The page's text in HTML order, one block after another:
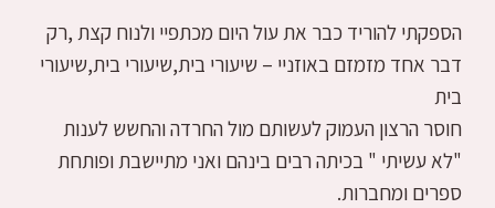
הספקתי להוריד כבר את עול היום מכתפיי ולנוח קצת ,רק
דבר אחד מזמזם באוזניי – שיעורי בית,שיעורי בית,שיעורי
בית
חוסר הרצון העמוק לעשותם מול החרדה והחשש לענות
"לא עשיתי " בכיתה רבים בינהם ואני מתיישבת ופותחת
ספרים ומחברות.